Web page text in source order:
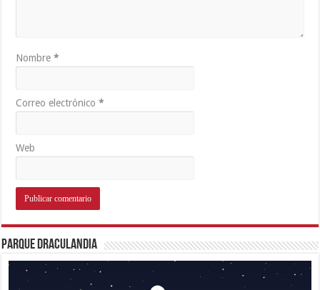
Nombre*
Correo electrónico*
Web
Parque Draculandia